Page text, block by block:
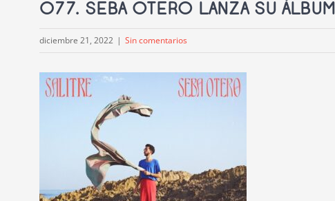
077. SEBA OTERO LANZA SU
diciembre 21, 2022 | Sin comentarios